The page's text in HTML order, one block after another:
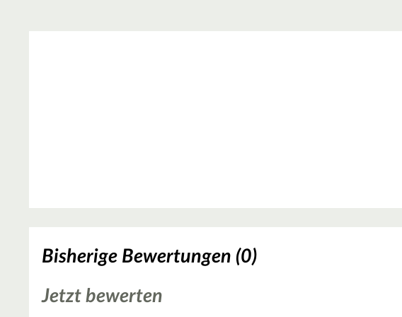
Bisherige Bewertungen (0)
Jetzt bewerten